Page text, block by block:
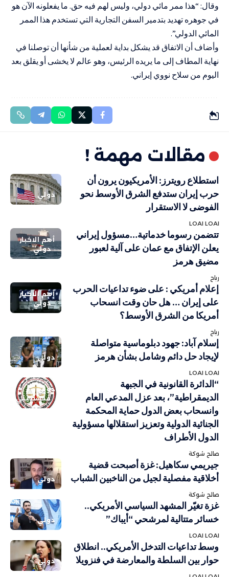
وقال: “هذا ممر مائي دولي، وليس لهم فيه حق. ما يفعلونه الآن هو
في جوهره تهديد بتدمير السفن التجارية التي تستخدم هذا الممر
المائي الدولي”.
وأضاف أن الاتفاق قد يشكل بداية لعملية من شأنها أن توصلنا في
نهاية المطاف إلى ما يريده الرئيس، وهو عالم لا يخشى أو يقلق بعد
اليوم من سلاح نووي إيراني.
مقالات مهمة !
دولي
استطلاع رويترز: الأمريكيون يرون أن
حرب إيران ستدفع الشرق الأوسط نحو
الفوضى لا الاستقرار
LOAI LOAI
أهم الاخبار
دولي
تتضمن رسوما خدماتية…مسؤول إيراني
يعلن الإتفاق مع عمان على آلية لعبور
مضيق هرمز
رباح
أهم الاخبار
دولي
إعلام أمريكي : على ضوء تداعيات الحرب
على إيران … هل حان وقت انسحاب
أمريكا من الشرق الأوسط؟
رباح
دولي
إسلام آباد: جهود دبلوماسية متواصلة
لإيجاد حل دائم وشامل بشأن هرمز
LOAI LOAI
دولي
فلسطيني
“الدائرة القانونية في الجبهة
الديمقراطية”، بعد عزل المدعي العام
وانسحاب بعض الدول حماية المحكمة
الجنائية الدولية وتعزيز استقلالها مسؤولية
الدول الأطراف
صالح شوكة
دولي
جيريمي سكاهيل: غزة أصبحت قضية
أخلاقية مفصلية لجيل من الناخبين الشباب
صالح شوكة
دولي
غزة تغيّر المشهد السياسي الأمريكي..
خسائر متتالية لمرشحي “أيباك”
LOAI LOAI
دولي
وسط تداعيات التدخل الأمريكي.. انطلاق
حوار بين السلطة والمعارضة في فنزويلا